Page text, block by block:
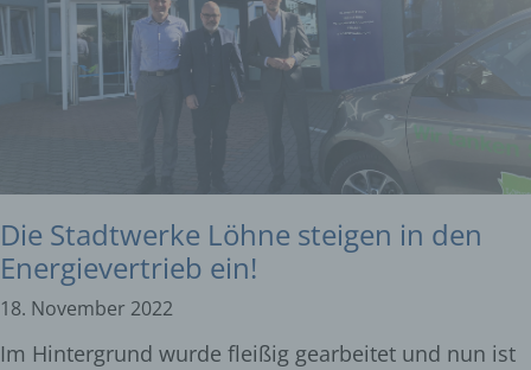
Die Stadtwerke Löhne steigen in den
Energievertrieb ein!
18. November 2022
Im Hintergrund wurde fleißig gearbeitet und nun ist